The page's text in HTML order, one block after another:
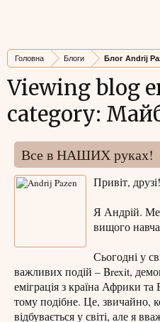
Головна Блоги Блог Andrij
Viewing blog
category:
Все в НАШИХ руках!
Привіт, друзі!
Я Андрій.
вищого
Сьогодні у
важливих подій – Brexit,
еміграція з країна Африки
тому подібне. Це, звичайно,
відбувається у світі, але я